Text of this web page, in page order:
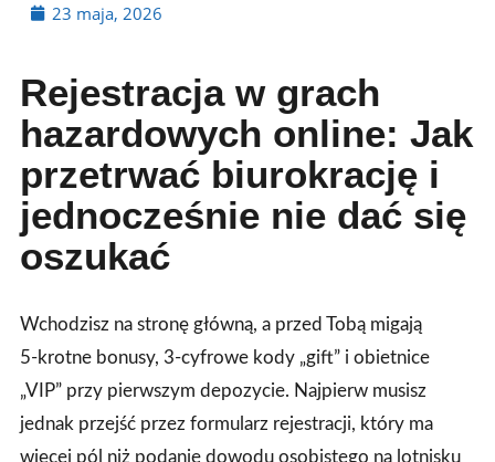
23 maja, 2026
Rejestracja w grach
hazardowych online: Jak
przetrwać biurokrację i
jednocześnie nie dać się
oszukać
Wchodzisz na stronę główną, a przed Tobą migają
5‑krotne bonusy, 3‑cyfrowe kody „gift” i obietnice
„VIP” przy pierwszym depozycie. Najpierw musisz
jednak przejść przez formularz rejestracji, który ma
więcej pól niż podanie dowodu osobistego na lotnisku